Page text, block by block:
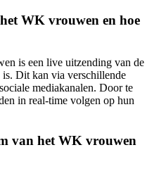
WK vrouwen en hoe
is een live uitzending van de
Dit kan via verschillende
mediakanalen. Door te
in real-time volgen op hun
van het WK vrouwen